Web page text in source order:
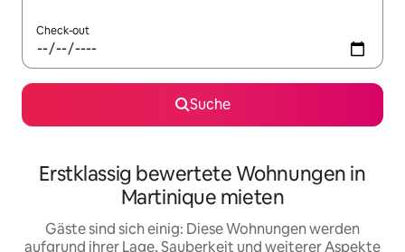
Check-out
Suche
Erstklassig bewertete Wohnungen in
Martinique mieten
Gäste sind sich einig: Diese Wohnungen werden
aufgrund ihrer Lage, Sauberkeit und weiterer Aspekte